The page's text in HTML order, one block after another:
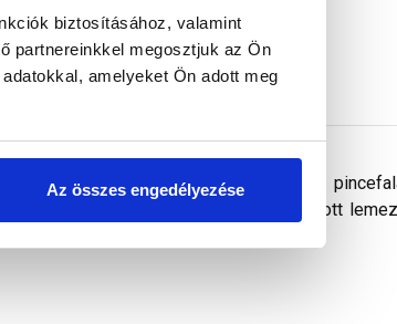
biztosításához, valamint
partnereinkkel megosztjuk az Ön
amelyeket Ön adott meg
Az összes engedélyezése
és szigetelésvédő lemezzel ellátott
szigetelésvédő és dombornyomott